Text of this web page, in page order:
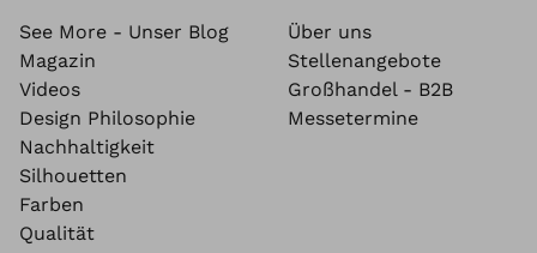
See More - Unser Blog
Magazin
Videos
Design Philosophie
Nachhaltigkeit
Silhouetten
Farben
Qualität
Über uns
Stellenangebote
Großhandel - B2B
Messetermine